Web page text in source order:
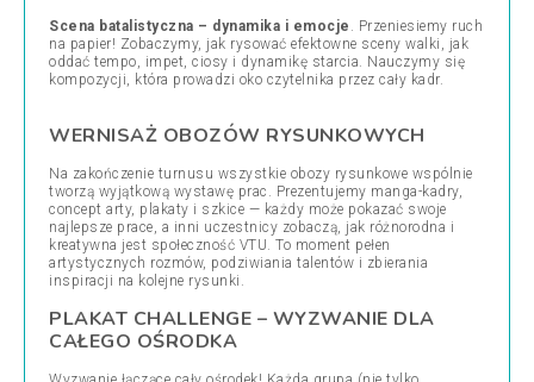
Scena batalistyczna – dynamika i emocje . Przeniesiemy ruch
na papier! Zobaczymy, jak rysować efektowne sceny walki, jak
oddać tempo, impet, ciosy i dynamikę starcia. Nauczymy się
kompozycji, która prowadzi oko czytelnika przez cały kadr.
WERNISAŻ OBOZÓW RYSUNKOWYCH
Na zakończenie turnusu wszystkie obozy rysunkowe wspólnie
tworzą wyjątkową wystawę prac. Prezentujemy manga-kadry,
concept arty, plakaty i szkice — każdy może pokazać swoje
najlepsze prace, a inni uczestnicy zobaczą, jak różnorodna i
kreatywna jest społeczność VTU. To moment pełen
artystycznych rozmów, podziwiania talentów i zbierania
inspiracji na kolejne rysunki.
PLAKAT CHALLENGE – WYZWANIE DLA
CAŁEGO OŚRODKA